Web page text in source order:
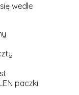
wedle
paczki